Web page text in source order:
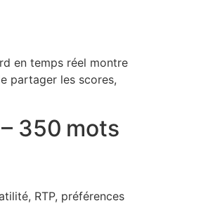
en temps réel montre
partager les scores,
350 mots
RTP, préférences